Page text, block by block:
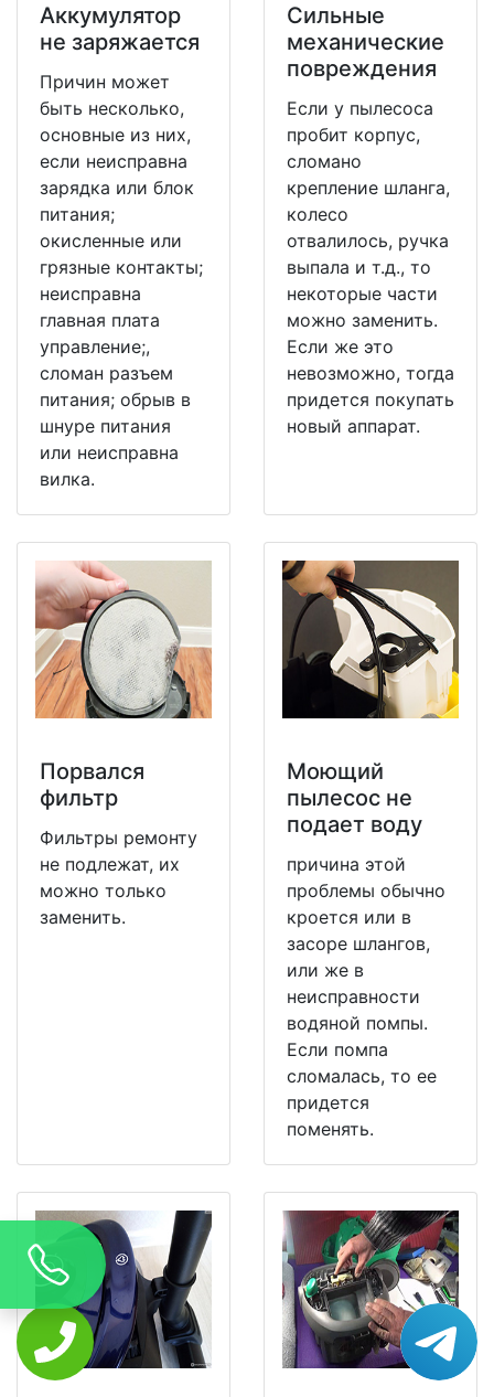
Аккумулятор
не заряжается
Причин может
быть несколько,
основные из них,
если неисправна
зарядка или блок
питания;
окисленные или
грязные контакты;
неисправна
главная плата
управление;,
сломан разъем
питания; обрыв в
шнуре питания
или неисправна
вилка.
Сильные
механические
повреждения
Если у пылесоса
пробит корпус,
сломано
крепление шланга,
колесо
отвалилось, ручка
выпала и т.д., то
некоторые части
можно заменить.
Если же это
невозможно, тогда
придется покупать
новый аппарат.
Порвался
фильтр
Фильтры ремонту
не подлежат, их
можно только
заменить.
Моющий
пылесос не
подает воду
причина этой
проблемы обычно
кроется или в
засоре шлангов,
или же в
неисправности
водяной помпы.
Если помпа
сломалась, то ее
придется
поменять.